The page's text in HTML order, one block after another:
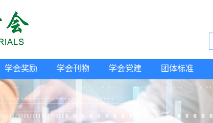
学会奖励 学会刊物 学会党建 团体标准